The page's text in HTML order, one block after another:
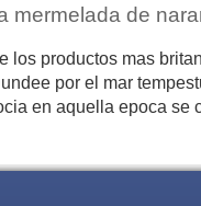
mermelada de
los productos mas
por el mar
en aquella epoca